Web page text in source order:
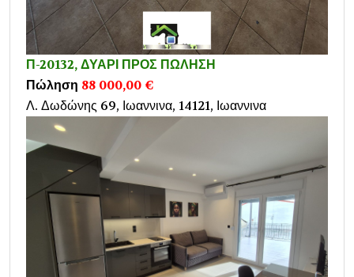
Π-20132, ΔΥΑΡΙ ΠΡΟΣ ΠΩΛΗΣΗ
Πώληση 88 000,00 €
Λ. Δωδώνης 69, Ιωαννινα, 14121, Ιωαννινα